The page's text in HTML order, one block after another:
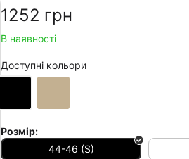
‍1252‍ грн
В наявності
Доступні кольори
Розмір:
44-46 (S)